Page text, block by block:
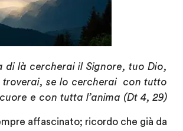
di là cercherai il Signore, tuo Dio,
troverai, se lo cercherai con tutto
e con tutta l’anima (Dt 4, 29)
affascinato; ricordo che già da